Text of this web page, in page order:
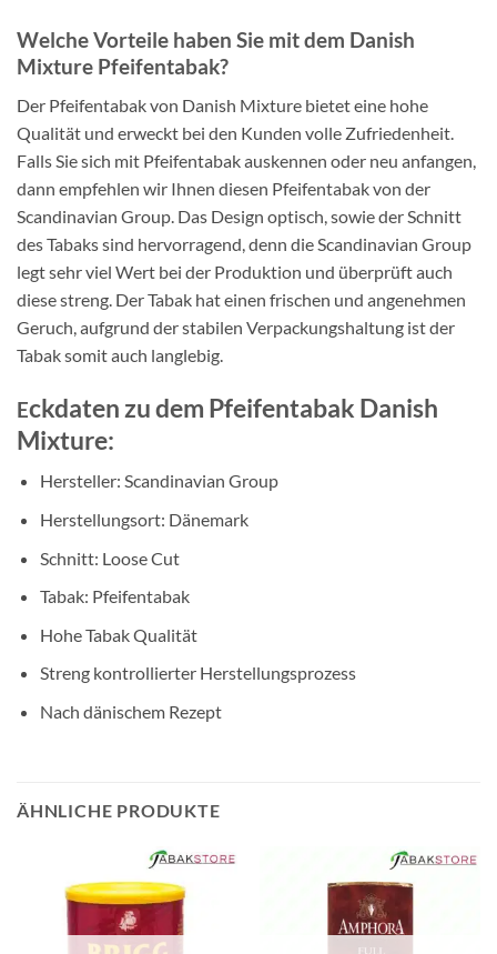
Welche Vorteile haben Sie mit dem Danish
Mixture Pfeifentabak?
Der Pfeifentabak von Danish Mixture bietet eine hohe
Qualität und erweckt bei den Kunden volle Zufriedenheit.
Falls Sie sich mit Pfeifentabak auskennen oder neu anfangen,
dann empfehlen wir Ihnen diesen Pfeifentabak von der
Scandinavian Group. Das Design optisch, sowie der Schnitt
des Tabaks sind hervorragend, denn die Scandinavian Group
legt sehr viel Wert bei der Produktion und überprüft auch
diese streng. Der Tabak hat einen frischen und angenehmen
Geruch, aufgrund der stabilen Verpackungshaltung ist der
Tabak somit auch langlebig.
Eckdaten zu dem Pfeifentabak Danish
Mixture:
Hersteller: Scandinavian Group
Herstellungsort: Dänemark
Schnitt: Loose Cut
Tabak: Pfeifentabak
Hohe Tabak Qualität
Streng kontrollierter Herstellungsprozess
Nach dänischem Rezept
ÄHNLICHE PRODUKTE